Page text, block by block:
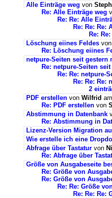
Alle Einträge weg von
Re: Alle Einträge weg
Re: Re: Alle
Re: Re: Re:
Re:
Löschung eiines Feldes von
Re: Löschung eiines
netpure-Seiten seit gestern
Re: netpure-Seiten
Re: Re: netpure-
Re: Re: Re:
2
PDF erstellen von Wilfrid
Re: PDF erstellen von
Abstimmung in Datenbank
Re: Abstimmung in
Lizenz-Version Migration
Wie erstelle ich eine
Abfrage über Tastatur von
Re: Abfrage über
Größe von Ausgabeseite
Re: Größe von
Re: Größe von
Re: Re: Größe
Re: Re: Re: